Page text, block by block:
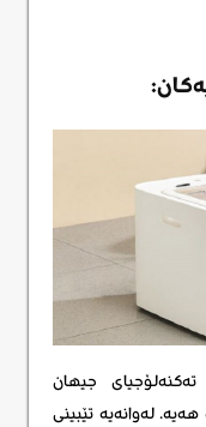
جیهان
لەوانەیە تێبینی